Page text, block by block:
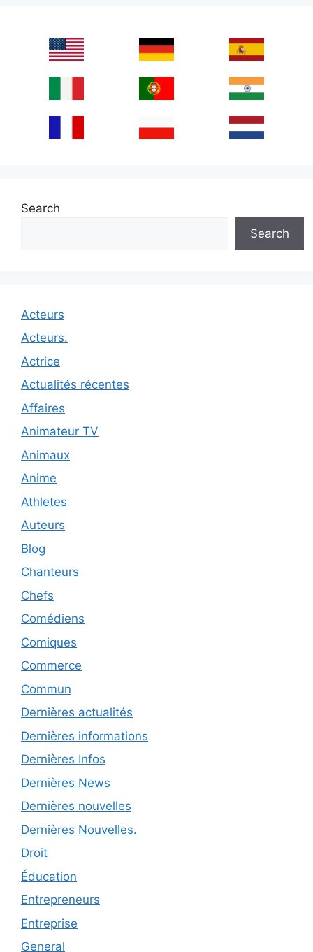
Search
Search
Acteurs
Acteurs.
Actrice
Actualités récentes
Affaires
Animateur TV
Animaux
Anime
Athletes
Auteurs
Blog
Chanteurs
Chefs
Comédiens
Comiques
Commerce
Commun
Dernières actualités
Dernières informations
Dernières Infos
Dernières News
Dernières nouvelles
Dernières Nouvelles.
Droit
Éducation
Entrepreneurs
Entreprise
General